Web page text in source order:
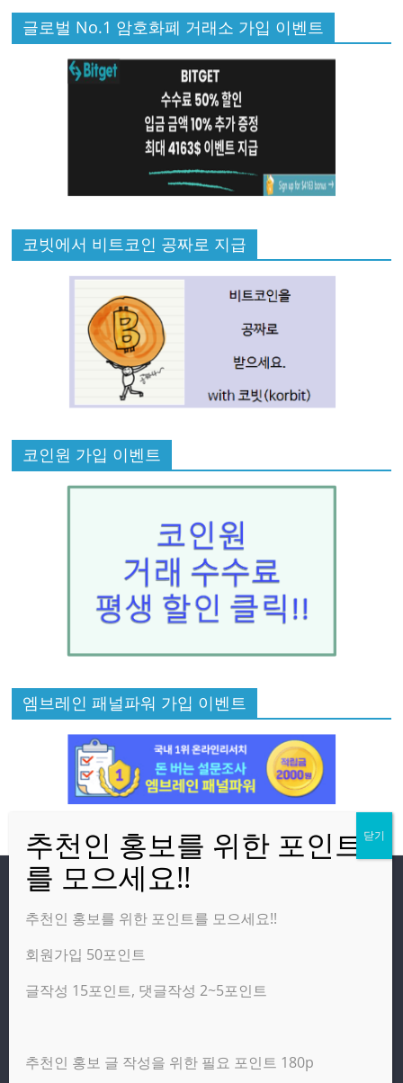
글로벌 No.1 암호화폐 거래소 가입 이벤트
코빗에서 비트코인 공짜로 지급
코인원 가입 이벤트
엠브레인 패널파워 가입 이벤트
방문자
온라인 방문자:6
오늘의 조회수:3,551
광고 제휴 홍보 일반 문의 : apptechgo@naver.com
추천인 홍보를 위한 포인트를 모으세요!!
회원가입 50포인트
글작성 15포인트, 댓글작성 2~5포인트
추천인 홍보 글 작성을 위한 필요 포인트 180p